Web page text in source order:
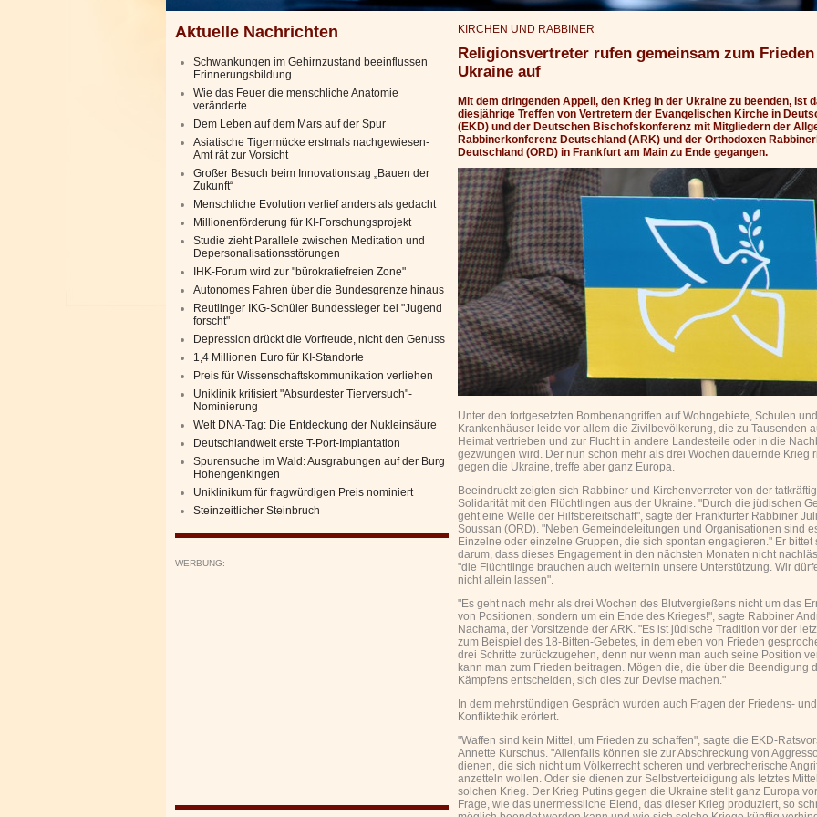
Aktuelle Nachrichten
Schwankungen im Gehirnzustand beeinflussen
Erinnerungsbildung
Wie das Feuer die menschliche Anatomie
veränderte
Dem Leben auf dem Mars auf der Spur
Asiatische Tigermücke erstmals nachgewiesen-
Amt rät zur Vorsicht
Großer Besuch beim Innovationstag „Bauen der
Zukunft“
Menschliche Evolution verlief anders als gedacht
Millionenförderung für KI-Forschungsprojekt
Studie zieht Parallele zwischen Meditation und
Depersonalisationsstörungen
IHK-Forum wird zur "bürokratiefreien Zone"
Autonomes Fahren über die Bundesgrenze hinaus
Reutlinger IKG-Schüler Bundessieger bei "Jugend
forscht"
Depression drückt die Vorfreude, nicht den Genuss
1,4 Millionen Euro für KI-Standorte
Preis für Wissenschaftskommunikation verliehen
Uniklinik kritisiert "Absurdester Tierversuch"-
Nominierung
Welt DNA-Tag: Die Entdeckung der Nukleinsäure
Deutschlandweit erste T-Port-Implantation
Spurensuche im Wald: Ausgrabungen auf der Burg
Hohengenkingen
Uniklinikum für fragwürdigen Preis nominiert
Steinzeitlicher Steinbruch
WERBUNG:
KIRCHEN UND RABBINER
Religionsvertreter rufen gemeinsam zum
Ukraine auf
Mit dem dringenden Appell, den Krieg in der Ukraine zu beenden, ist
diesjährige Treffen von Vertretern der Evangelischen Kirche in
(EKD) und der Deutschen Bischofskonferenz mit Mitgliedern der
Rabbinerkonferenz Deutschland (ARK) und der Orthodoxen
Deutschland (ORD) in Frankfurt am Main zu Ende gegangen.
Unter den fortgesetzten Bombenangriffen auf Wohngebiete, Schulen und
Krankenhäuser leide vor allem die Zivilbevölkerung, die zu Tausenden
Heimat vertrieben und zur Flucht in andere Landesteile oder in die
gezwungen wird. Der nun schon mehr als drei Wochen dauernde Krieg
gegen die Ukraine, treffe aber ganz Europa.
Beeindruckt zeigten sich Rabbiner und Kirchenvertreter von der
Solidarität mit den Flüchtlingen aus der Ukraine. "Durch die jüdischen
geht eine Welle der Hilfsbereitschaft", sagte der Frankfurter Rabbiner
Soussan (ORD). "Neben Gemeindeleitungen und Organisationen sind
Einzelne oder einzelne Gruppen, die sich spontan engagieren." Er bittet
darum, dass dieses Engagement in den nächsten Monaten nicht
"die Flüchtlinge brauchen auch weiterhin unsere Unterstützung. Wir
nicht allein lassen".
"Es geht nach mehr als drei Wochen des Blutvergießens nicht um das
von Positionen, sondern um ein Ende des Krieges!", sagte Rabbiner
Nachama, der Vorsitzende der ARK. "Es ist jüdische Tradition vor der
zum Beispiel des 18-Bitten-Gebetes, in dem eben von Frieden
drei Schritte zurückzugehen, denn nur wenn man auch seine Position
kann man zum Frieden beitragen. Mögen die, die über die Beendigung
Kämpfens entscheiden, sich dies zur Devise machen."
In dem mehrstündigen Gespräch wurden auch Fragen der Friedens- und
Konfliktethik erörtert.
"Waffen sind kein Mittel, um Frieden zu schaffen", sagte die EKD-
Annette Kurschus. "Allenfalls können sie zur Abschreckung von
dienen, die sich nicht um Völkerrecht scheren und verbrecherische
anzetteln wollen. Oder sie dienen zur Selbstverteidigung als letztes
solchen Krieg. Der Krieg Putins gegen die Ukraine stellt ganz Europa
Frage, wie das unermessliche Elend, das dieser Krieg produziert, so